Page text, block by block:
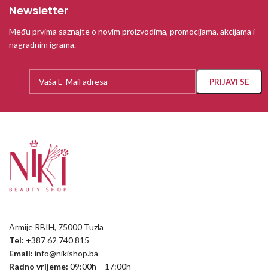
Newsletter
Među prvima saznajte o novim proizvodima, promocijama, akcijama i
nagradnim igrama.
Armije RBIH, 75000 Tuzla
Tel: +387 62 740 815
Email: info@nikishop.ba
Radno vrijeme: 09:00h – 17:00h